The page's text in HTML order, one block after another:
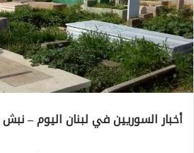
أخبار السوريين في لبنان اليوم –